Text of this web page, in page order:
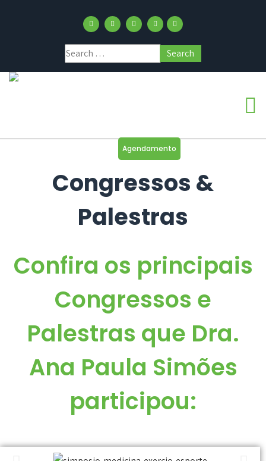
Agendamento
Congressos &
Palestras
Confira os principais
Congressos e
Palestras que Dra.
Ana Paula Simões
participou: